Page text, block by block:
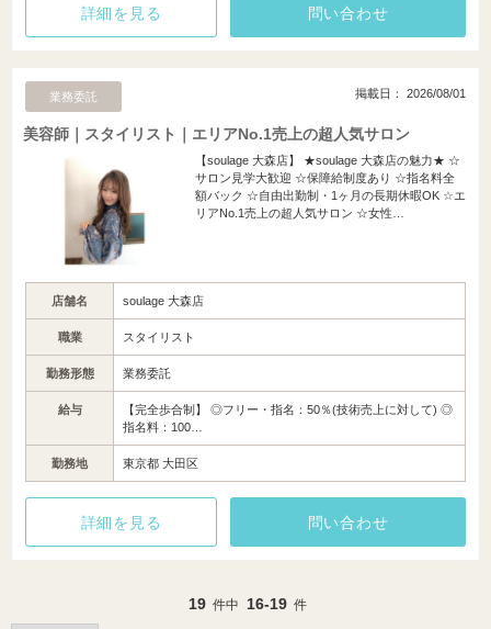
詳細を見る 問い合わせ
業務委託 掲載日： 2026/08/01
美容師｜スタイリスト｜エリアNo.1売上の超人気サロン
【soulage 大森店】 ★soulage 大森店の魅力★ ☆
サロン見学大歓迎 ☆保障給制度あり ☆指名料全
額バック ☆自由出勤制・1ヶ月の長期休暇OK ☆エ
リアNo.1売上の超人気サロン ☆女性…
店舗名 soulage 大森店
職業 スタイリスト
勤務形態 業務委託
給与
【完全歩合制】 ◎フリー・指名：50％(技術売上に対して) ◎
指名料：100…
勤務地 東京都 大田区
詳細を見る 問い合わせ
19 件中 16-19 件